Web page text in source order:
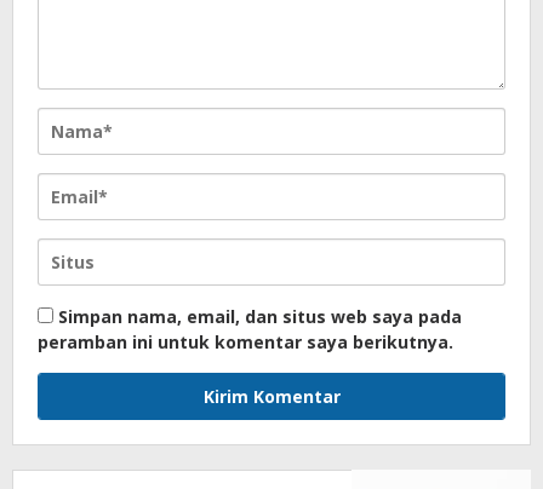
Simpan nama, email, dan situs web saya pada
peramban ini untuk komentar saya berikutnya.